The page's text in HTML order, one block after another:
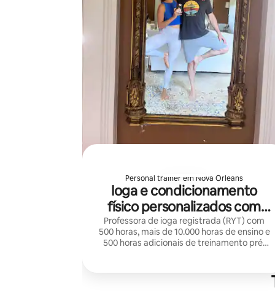
Personal trainer em Nova Orleans
Ioga e condicionamento
físico personalizados com
Karina
Professora de ioga registrada (RYT) com
500 horas, mais de 10.000 horas de ensino e
500 horas adicionais de treinamento pré-
estabilidade quanto energia.